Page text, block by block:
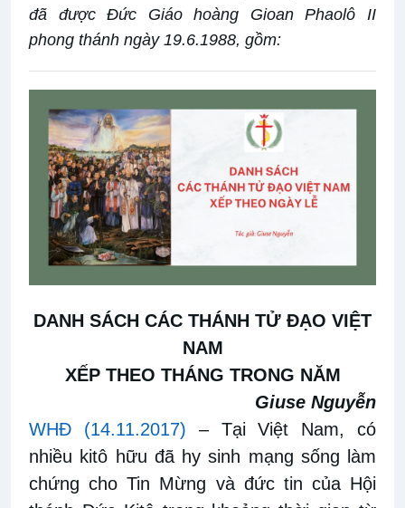
đã được Đức Giáo hoàng Gioan Phaolô II
phong thánh ngày 19.6.1988, gồm:
DANH SÁCH CÁC THÁNH TỬ ĐẠO VIỆT
NAM
XẾP THEO THÁNG TRONG NĂM
Giuse Nguyễn
WHĐ (14.11.2017) – Tại Việt Nam, có
nhiều kitô hữu đã hy sinh mạng sống làm
chứng cho Tin Mừng và đức tin của Hội